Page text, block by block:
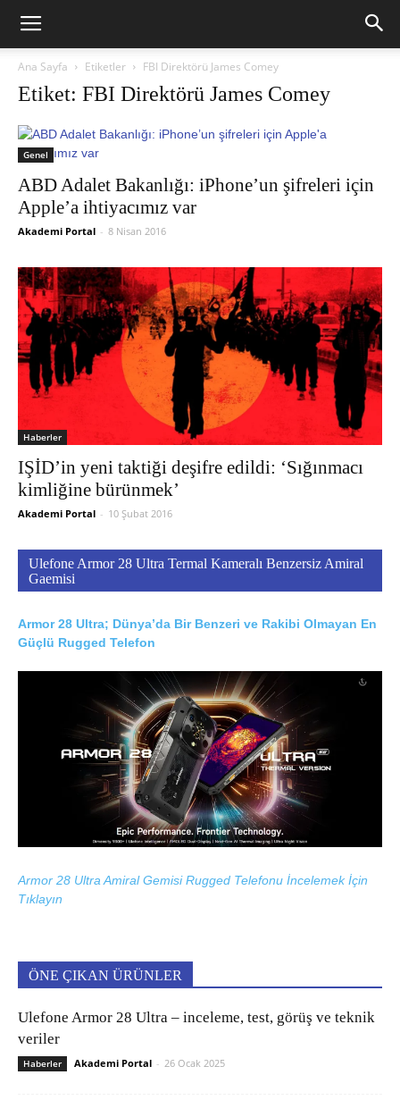
Ana Sayfa Etiketler FBI Direktörü James Comey
Etiket: FBI Direktörü James Comey
Genel
ABD Adalet Bakanlığı: iPhone’un şifreleri için
Apple’a ihtiyacımız var
Akademi Portal - 8 Nisan 2016
Haberler
IŞİD’in yeni taktiği deşifre edildi: ‘Sığınmacı
kimliğine bürünmek’
Akademi Portal - 10 Şubat 2016
Ulefone Armor 28 Ultra Termal Kameralı Benzersiz Amiral
Gaemisi
Armor 28 Ultra; Dünya’da Bir Benzeri ve Rakibi Olmayan En
Güçlü Rugged Telefon
Armor 28 Ultra Amiral Gemisi Rugged Telefonu İncelemek İçin
Tıklayın
ÖNE ÇIKAN ÜRÜNLER
Ulefone Armor 28 Ultra – inceleme, test, görüş ve teknik
veriler
Haberler Akademi Portal - 26 Ocak 2025